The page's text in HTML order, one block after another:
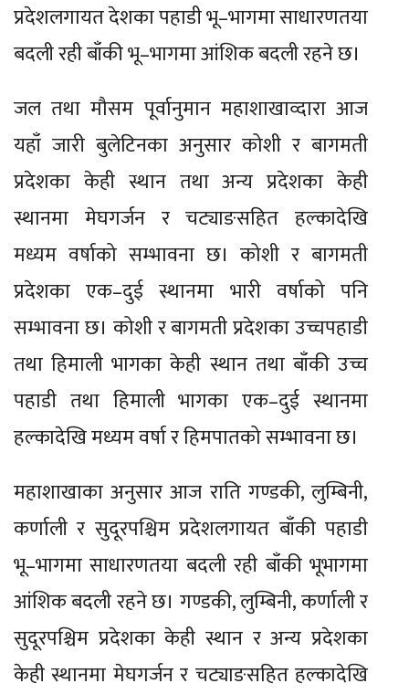
प्रदेशलगायत देशका पहाडी भू–भागमा साधारणतया
बदली रही बाँकी भू–भागमा आंशिक बदली रहने छ।
जल तथा मौसम पूर्वानुमान महाशाखाव्दारा आज
यहाँ जारी बुलेटिनका अनुसार कोशी र बागमती
प्रदेशका केही स्थान तथा अन्य प्रदेशका केही
स्थानमा मेघगर्जन र चट्याङसहित हल्कादेखि
मध्यम वर्षाको सम्भावना छ। कोशी र बागमती
प्रदेशका एक–दुई स्थानमा भारी वर्षाको पनि
सम्भावना छ। कोशी र बागमती प्रदेशका उच्चपहाडी
तथा हिमाली भागका केही स्थान तथा बाँकी उच्च
पहाडी तथा हिमाली भागका एक–दुई स्थानमा
हल्कादेखि मध्यम वर्षा र हिमपातको सम्भावना छ।
महाशाखाका अनुसार आज राति गण्डकी, लुम्बिनी,
कर्णाली र सुदूरपश्चिम प्रदेशलगायत बाँकी पहाडी
भू–भागमा साधारणतया बदली रही बाँकी भूभागमा
आंशिक बदली रहने छ। गण्डकी, लुम्बिनी, कर्णाली र
सुदूरपश्चिम प्रदेशका केही स्थान र अन्य प्रदेशका
केही स्थानमा मेघगर्जन र चट्याङसहित हल्कादेखि